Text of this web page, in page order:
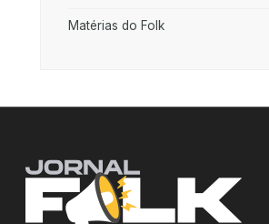
Matérias do Folk